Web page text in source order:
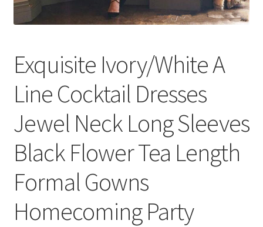
Exquisite Ivory/White A
Line Cocktail Dresses
Jewel Neck Long Sleeves
Black Flower Tea Length
Formal Gowns
Homecoming Party